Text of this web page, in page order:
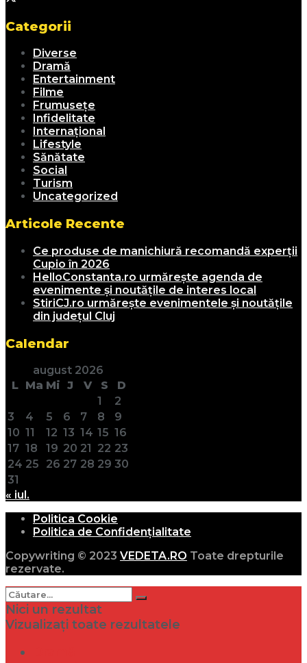
Categorii
Diverse
Dramă
Entertainment
Filme
Frumusețe
Infidelitate
Internațional
Lifestyle
Sănătate
Social
Turism
Uncategorized
Articole Recente
Ce produse de manichiură recomandă experții
Cupio în 2026
HelloConstanta.ro urmărește agenda de
evenimente și noutățile de interes local
StiriCJ.ro urmărește evenimentele și noutățile
din județul Cluj
Calendar
august 2026
L Ma Mi J V S
D
1
2
3
4 5 6 7 8
9
10 11 12 13 14 15 16
17 18 19 20 21 22 23
24 25 26 27 28 29 30
31
« iul.
Politica Cookie
Politica de Confidențialitate
Copywriting © 2023 VEDETA.RO Toate drepturile
rezervate.
Nici un rezultat
Vizualizați toate rezultatele